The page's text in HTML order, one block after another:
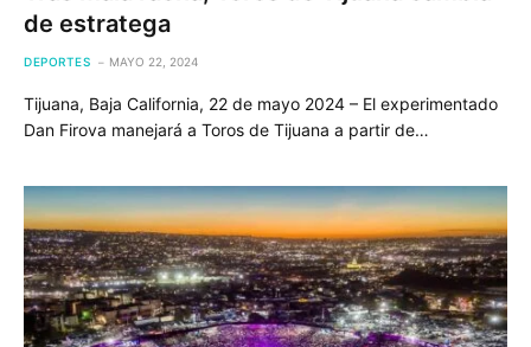
de estratega
DEPORTES MAYO 22, 2024
Tijuana, Baja California, 22 de mayo 2024 – El experimentado
Dan Firova manejará a Toros de Tijuana a partir de…